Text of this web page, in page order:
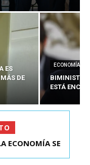
ES
DE
ECONOMÍA
BIMINISTRO
ESTÁ
ECONOMÍA SE